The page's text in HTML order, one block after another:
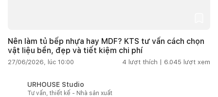
Nên làm tủ bếp nhựa hay MDF? KTS tư vấn cách chọn
vật liệu bền, đẹp và tiết kiệm chi phí
27/06/2026, lúc 10:00 4 lượt thích | 6.045 lượt xem
URHOUSE Studio
Tư vấn, thiết kế - Nhà sản xuất